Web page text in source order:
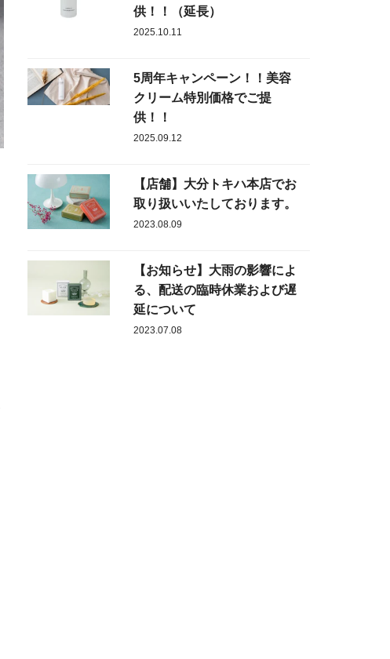
供！！（延長）
2025.10.11
5周年キャンペーン！！美容
クリーム特別価格でご提
供！！
2025.09.12
【店舗】大分トキハ本店でお
取り扱いいたしております。
2023.08.09
【お知らせ】大雨の影響によ
る、配送の臨時休業および遅
延について
2023.07.08